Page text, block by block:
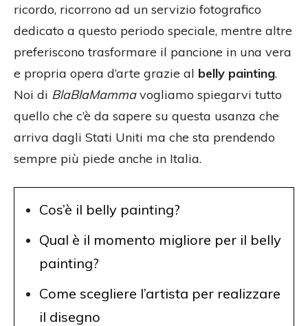
ricordo, ricorrono ad un servizio fotografico
dedicato a questo periodo speciale, mentre altre
preferiscono trasformare il pancione in una vera
e propria opera d’arte grazie al belly painting.
Noi di BlaBlaMammavogliamo spiegarvi tutto
quello che c’è da sapere su questa usanza che
arriva dagli Stati Uniti ma che sta prendendo
sempre più piede anche in Italia.
Cos’è il belly painting?
Qual è il momento migliore per il belly
painting?
Come scegliere l’artista per realizzare
il disegno